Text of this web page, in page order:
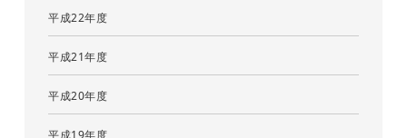
平成22年度
平成21年度
平成20年度
平成19年度